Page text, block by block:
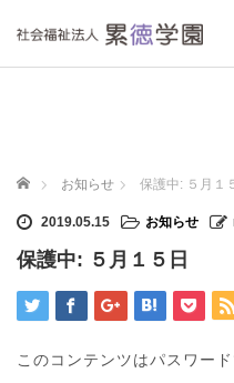
ホーム お知らせ 保護中: ５月１
2019.05.15 お知らせ
保護中: ５月１５日
このコンテンツはパスワー